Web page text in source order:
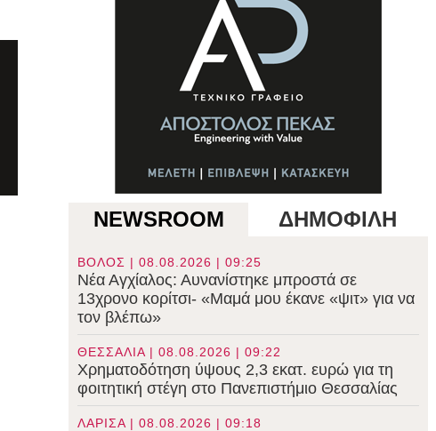
NEWSROOM ΔΗΜΟΦΙΛΗ
ΒΟΛΟΣ | 08.08.2026 | 09:25
Νέα Αγχίαλος: Αυνανίστηκε μπροστά σε
13χρονο κορίτσι- «Μαμά μου έκανε «ψιτ» για να
τον βλέπω»
ΘΕΣΣΑΛΙΑ | 08.08.2026 | 09:22
Χρηματοδότηση ύψους 2,3 εκατ. ευρώ για τη
φοιτητική στέγη στο Πανεπιστήμιο Θεσσαλίας
ΛΑΡΙΣΑ | 08.08.2026 | 09:18